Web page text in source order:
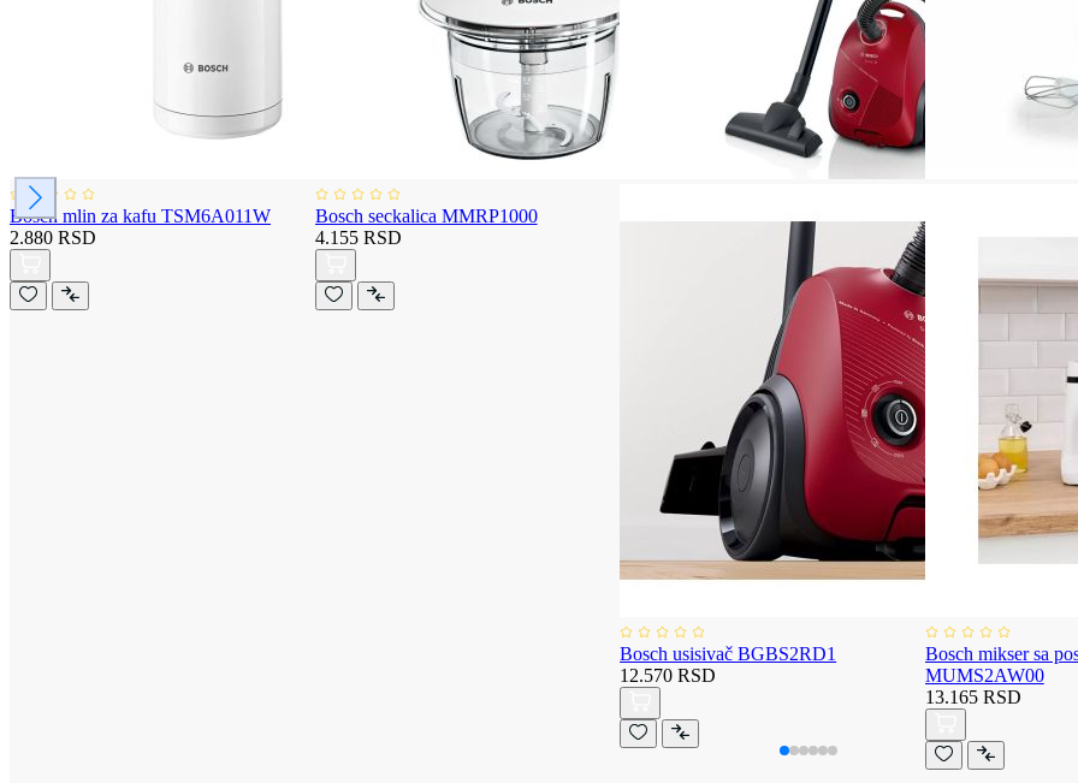
Bosch mlin za kafu TSM6A011W
2.880 RSD
Bosch seckalica MMRP1000
4.155 RSD
Bosch usisivač BGBS2RD1
12.570 RSD
Bosch mikser sa
MUMS2AW00
13.165 RSD